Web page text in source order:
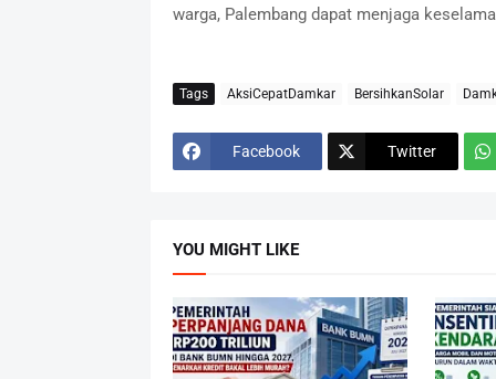
warga, Palembang dapat menjaga
Tags AksiCepatDamkar BersihkanSolar
Facebook Twitter
YOU MIGHT LIKE